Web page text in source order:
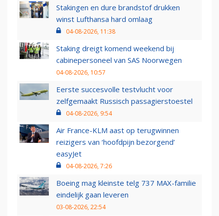
Stakingen en dure brandstof drukken
winst Lufthansa hard omlaag
04-08-2026, 11:38
Staking dreigt komend weekend bij
cabinepersoneel van SAS Noorwegen
04-08-2026, 10:57
Eerste succesvolle testvlucht voor
zelfgemaakt Russisch passagierstoestel
04-08-2026, 9:54
Air France-KLM aast op terugwinnen
reizigers van ‘hoofdpijn bezorgend’
easyJet
04-08-2026, 7:26
Boeing mag kleinste telg 737 MAX-familie
eindelijk gaan leveren
03-08-2026, 22:54